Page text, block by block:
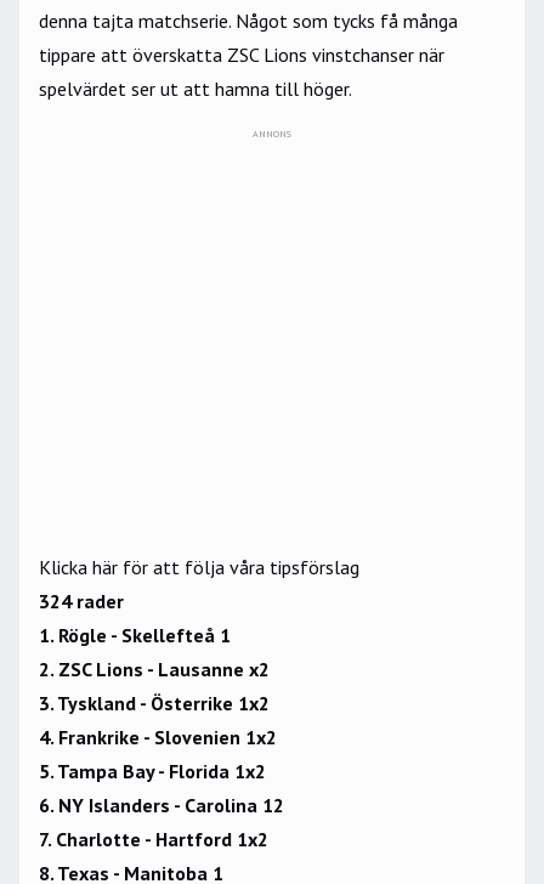
denna tajta matchserie. Något som tycks få många
tippare att överskatta ZSC Lions vinstchanser när
spelvärdet ser ut att hamna till höger.
ANNONS
Klicka här för att följa våra tipsförslag
324 rader
1. Rögle - Skellefteå 1
2. ZSC Lions - Lausanne x2
3. Tyskland - Österrike 1x2
4. Frankrike - Slovenien 1x2
5. Tampa Bay - Florida 1x2
6. NY Islanders - Carolina 12
7. Charlotte - Hartford 1x2
8. Texas - Manitoba 1